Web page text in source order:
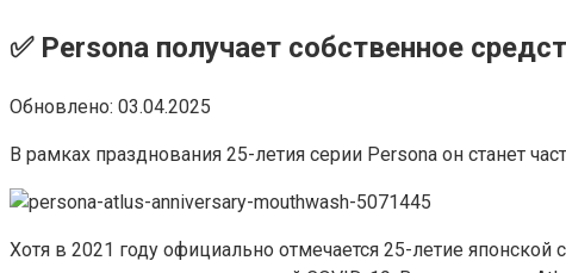
✅ Persona получает собственное
Обновлено: 03.04.2025
В рамках празднования 25-летия серии Persona он станет
Хотя в 2021 году официально отмечается 25-летие японской